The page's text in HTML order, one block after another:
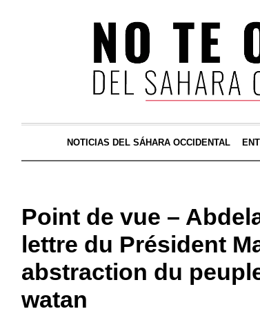
NOTICIAS DEL SÁHARA OCCIDENTAL
Point de vue –
lettre du Président
abstraction du
watan